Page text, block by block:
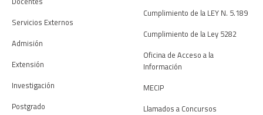
Servicios Externos
Admisión
Extensión
Investigación
Postgrado
Cumplimiento de la LEY N. 5.189
Cumplimiento de la Ley 5282
Oficina de Acceso a la
Información
MECIP
Llamados a Concursos